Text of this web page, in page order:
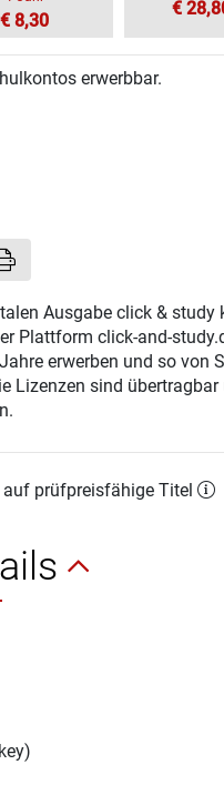
€ 8,30
€
erwerbbar.
Ausgabe click &
Plattform click-and-
erwerben und so von
Lizenzen sind
prüfpreisfähige Titel